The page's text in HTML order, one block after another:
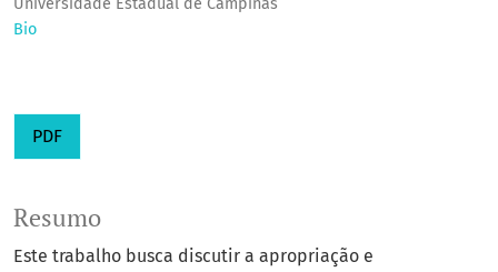
Universidade Estadual de Campinas
Bio
PDF
Resumo
Este trabalho busca discutir a apropriação e